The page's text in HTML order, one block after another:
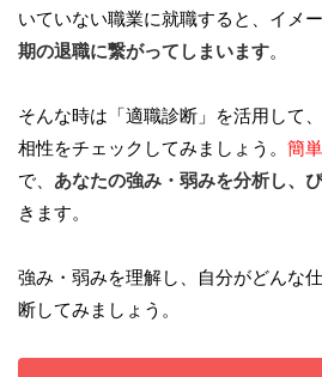
いていない職業に就職すると、イメ
期の退職に繋がってしまいます。
そんな時は「適職診断」を活用して
相性をチェックしてみましょう。 簡
で、 あなたの強み・弱みを分析し、
きます。
強み・弱みを理解し、自分がどんな
断してみましょう。